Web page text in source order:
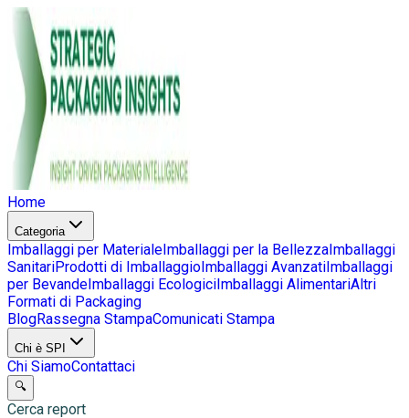
Home
Categoria
Imballaggi per MaterialeImballaggi per la BellezzaImballaggi
SanitariProdotti di ImballaggioImballaggi AvanzatiImballaggi
per BevandeImballaggi EcologiciImballaggi AlimentariAltri
Formati di Packaging
BlogRassegna StampaComunicati Stampa
Chi è SPI
Chi SiamoContattaci
🔍
Cerca report